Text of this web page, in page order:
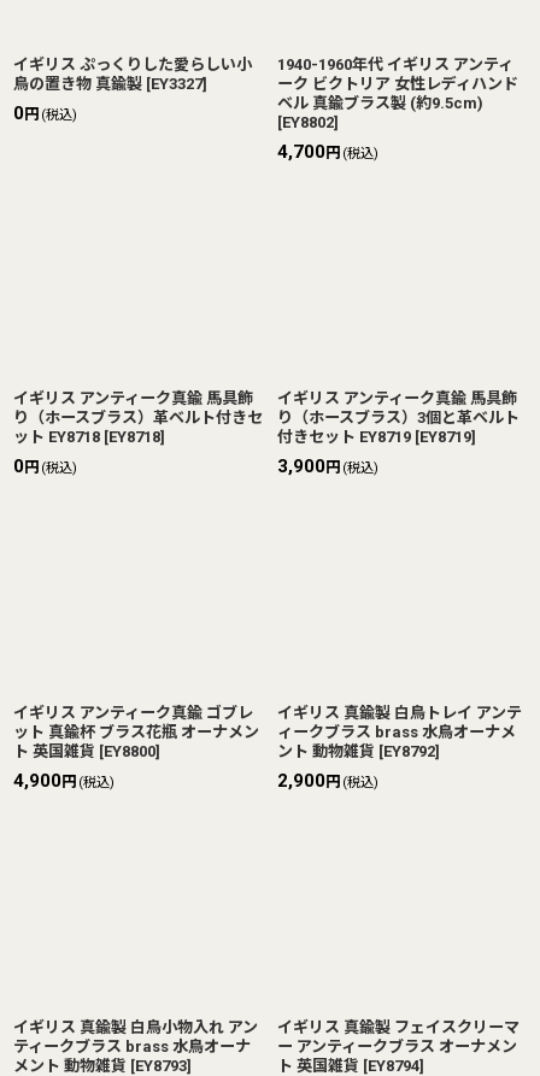
イギリス ぷっくりした愛らしい小
鳥の置き物 真鍮製 [EY3327]
0円 (税込)
1940-1960年代 イギリス アンティ
ーク ビクトリア 女性レディハンド
ベル 真鍮ブラス製 (約9.5cm)
[EY8802]
4,700円 (税込)
イギリス アンティーク真鍮 馬具飾
り（ホースブラス）革ベルト付きセ
ット EY8718 [EY8718]
0円 (税込)
イギリス アンティーク真鍮 馬具飾
り（ホースブラス）3個と革ベルト
付きセット EY8719 [EY8719]
3,900円 (税込)
イギリス アンティーク真鍮 ゴブレ
ット 真鍮杯 ブラス花瓶 オーナメン
ト 英国雑貨 [EY8800]
4,900円 (税込)
イギリス 真鍮製 白鳥トレイ アンテ
ィークブラス brass 水鳥オーナメ
ント 動物雑貨 [EY8792]
2,900円 (税込)
イギリス 真鍮製 白鳥小物入れ アン
ティークブラス brass 水鳥オーナ
メント 動物雑貨 [EY8793]
イギリス 真鍮製 フェイスクリーマ
ー アンティークブラス オーナメン
ト 英国雑貨 [EY8794]